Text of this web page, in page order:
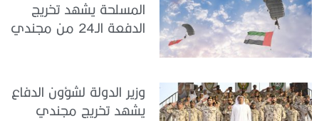
المسلحة يشهد تخريج
الدفعة الـ24 من مجندي
وزير الدولة لشؤون الدفاع
يشهد تخريج مجندي